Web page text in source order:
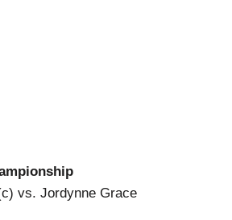
hip
vs. Jordynne Grace